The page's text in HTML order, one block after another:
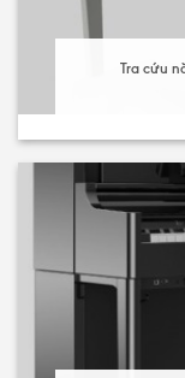
Tra cứu